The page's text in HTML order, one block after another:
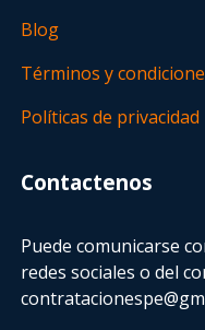
Blog
Términos y
Políticas de privacidad
Contactenos
Puede comunicarse
redes sociales o del